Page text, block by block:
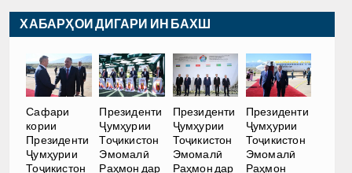
ХАБАРҲОИ ДИГАРИ ИН БАХШ
Сафари
кории
Президенти
Ҷумҳурии
Тоҷикистон
Президенти
Ҷумҳурии
Тоҷикистон
Эмомалӣ
Раҳмон дар
Президенти
Ҷумҳурии
Тоҷикистон
Эмомалӣ
Раҳмон дар
Президенти
Ҷумҳурии
Тоҷикистон
Эмомалӣ
Раҳмон